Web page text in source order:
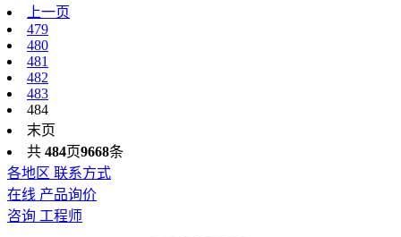
上一页
479
480
481
482
483
484
末页
共 484页9668条
各地区 联系方式
在线 产品询价
咨询 工程师